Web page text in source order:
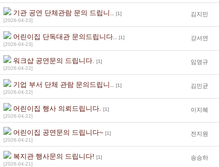
기관 공연 단체관람 문의 드립니.. [1]
[2026-04-23]
김지민
어린이집 단독대관 문의드립니다.. [1]
[2026-04-23]
강서연
워크샵 공연문의 드립니다. [1]
[2026-04-22]
임영규
기업 부서 단체 관람 문의드립니.. [1]
[2026-04-22]
김민균
어린이집 행사 의뢰드립니다. [1]
[2026-04-22]
이지혜
어린이집 공연문의 드립니다~ [1]
[2026-04-21]
전지원
복지관 행사문의 드립니다! [1]
[2026-04-21]
송승하